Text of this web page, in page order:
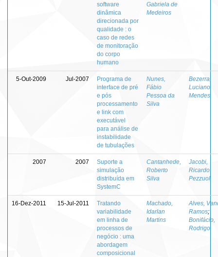
software
dinâmica
direcionada por
qualidade : o
caso de redes
de monitoração
do corpo
humano
Gabriela de
Medeiros
5-Out-2009 Jul-2007
Programa de
interface de pré
e pós
processamento
e link com
executável
para análise de
instabilidade
de tubulações
Nunes,
Fábio
Pessoa da
Silva
Bezerra,
Luciano
Mendes
2007 2007
Suporte a
simulação
distribuída em
SystemC
Cantanhede,
Roberto
Silva
Jacobi,
Ricardo
Pezzuol
16-Dez-2011 15-Jul-2011
Tratando
variabilidade
em linha de
processos de
negócio : uma
abordagem
composicional
Machado,
Idarlan
Martins
Alves,
Ramos;
Bonifácio,
Rodrigo